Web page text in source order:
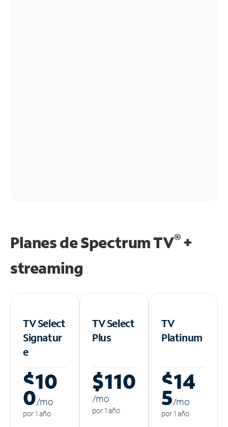
Planes de Spectrum TV®+
streaming
TV Select
Signatur
e
$10
0/mo
por 1 año
TV Select
Plus
$110
/mo
por 1 año
TV
Platinum
$14
5/mo
por 1 año